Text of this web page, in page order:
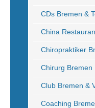
CDs Bremen &
China
Chiropraktiker
Chirurg Bremen
Club Bremen &
Coaching